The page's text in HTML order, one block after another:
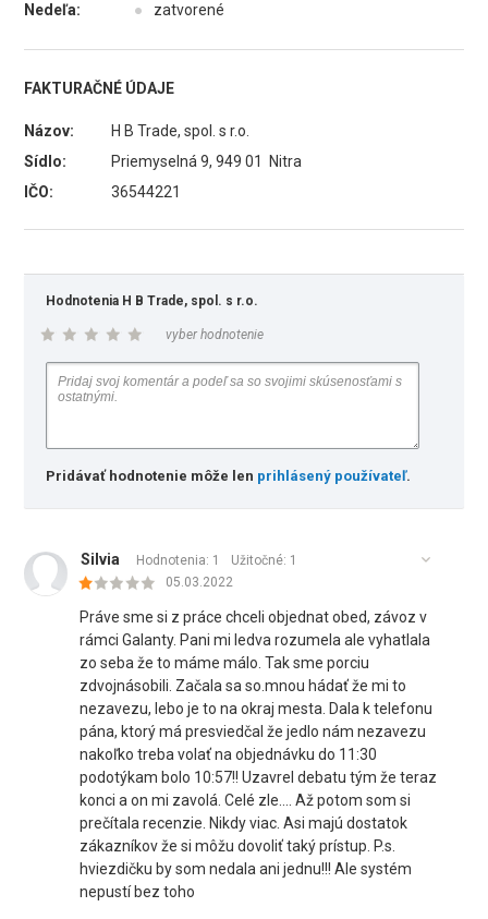
Nedeľa:
● zatvorené
FAKTURAČNÉ ÚDAJE
Názov:
H B Trade, spol. s r.o.
Sídlo:
Priemyselná 9, 949 01 Nitra
IČO:
36544221
Hodnotenia H B Trade, spol. s r.o.
vyber hodnotenie
Pridávať hodnotenie môže len prihlásený používateľ.
Silvia Hodnotenia: 1 Užitočné: 1
05.03.2022
Práve sme si z práce chceli objednat obed, závoz v
rámci Galanty. Pani mi ledva rozumela ale vyhatlala
zo seba že to máme málo. Tak sme porciu
zdvojnásobili. Začala sa so.mnou hádať že mi to
nezavezu, lebo je to na okraj mesta. Dala k telefonu
pána, ktorý má presviedčal že jedlo nám nezavezu
nakoľko treba volať na objednávku do 11:30
podotýkam bolo 10:57!! Uzavrel debatu tým že teraz
konci a on mi zavolá. Celé zle.... Až potom som si
prečítala recenzie. Nikdy viac. Asi majú dostatok
zákazníkov že si môžu dovoliť taký prístup. P.s.
hviezdičku by som nedala ani jednu!!! Ale systém
nepustí bez toho